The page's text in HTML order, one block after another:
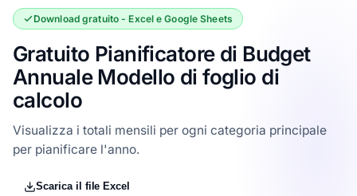
Download gratuito - Excel e Google Sheets
Gratuito Pianificatore di Budget
Annuale Modello di foglio di
calcolo
Visualizza i totali mensili per ogni categoria principale
per pianificare l'anno.
Scarica il file Excel